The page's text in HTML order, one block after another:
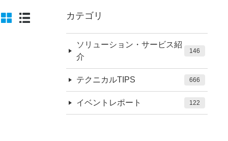
カテゴリ
ソリューション・サービス紹
介
146
テクニカルTIPS 666
イベントレポート 122